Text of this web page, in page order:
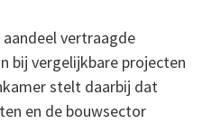
vertraagde
bij vergelijkbare projecten
stelt daarbij dat
en de bouwsector